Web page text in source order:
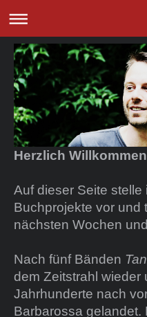
Herzlich
Auf dieser Seite
Buchprojekte vor und
nächsten Wochen
Nach fünf Bänden
dem Zeitstrahl wieder
Jahrhunderte nach
Barbarossa gelandet.